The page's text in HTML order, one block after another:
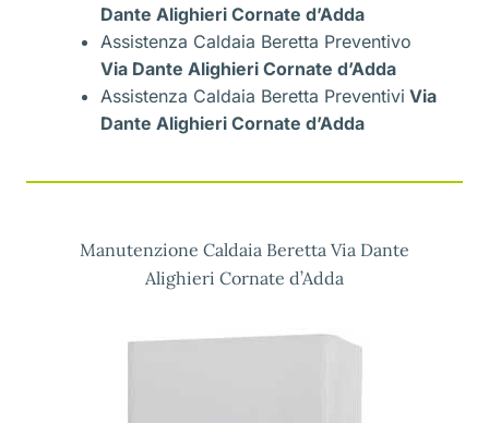
Dante Alighieri Cornate d’Adda
Assistenza Caldaia Beretta Preventivo
Via Dante Alighieri Cornate d’Adda
Assistenza Caldaia Beretta Preventivi Via
Dante Alighieri Cornate d’Adda
Manutenzione Caldaia Beretta Via Dante
Alighieri Cornate d’Adda